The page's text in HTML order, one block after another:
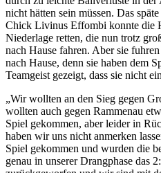
nicht hätten sein müssen. Das
Chick Livinus Effombi konnte die
Niederlage retten, die nun trotz
nach Hause fahren. Aber sie
nach Hause, denn sie haben dem
Teamgeist gezeigt, dass sie nicht
„Wir wollten an den Sieg gegen
wollten auch gegen Rammenau
Spiel gekommen, aber leider in
haben wir uns nicht anmerken
Spiel gekommen und wurden die
genau in unserer Drangphase das